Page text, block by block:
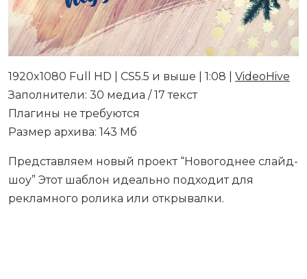
1920x1080 Full HD | CS5.5 и выше | 1:08 | VideoHive
Заполнители: 30 медиа / 17 текст
Плагины не требуются
Размер архива: 143 Мб
Представляем новый проект “Новогоднее слайд-
шоу” Этот шаблон идеально подходит для
рекламного ролика или открывалки.